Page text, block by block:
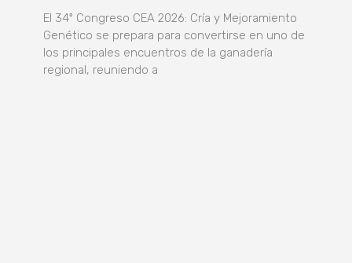
El 34º Congreso CEA 2026: Cría y Mejoramiento
Genético se prepara para convertirse en uno de
los principales encuentros de la ganadería
regional, reuniendo a